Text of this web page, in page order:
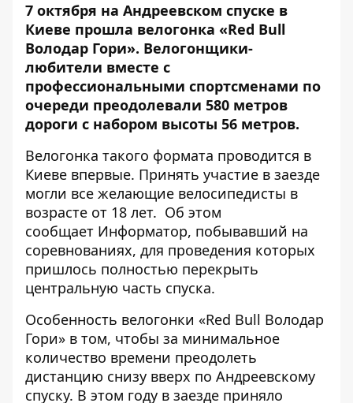
7 октября на Андреевском спуске в
Киеве прошла велогонка «Red Bull
Володар Гори». Велогонщики-
любители вместе с
профессиональными спортсменами по
очереди преодолевали 580 метров
дороги с набором высоты 56 метров.
Велогонка такого формата проводится в
Киеве впервые. Принять участие в заезде
могли все желающие велосипедисты в
возрасте от 18 лет. Об этом
сообщает Информатор, побывавший на
соревнованиях, для проведения которых
пришлось полностью перекрыть
центральную часть спуска.
Особенность велогонки «Red Bull Володар
Гори» в том, чтобы за минимальное
количество времени преодолеть
дистанцию снизу вверх по Андреевскому
спуску. В этом году в заезде приняло